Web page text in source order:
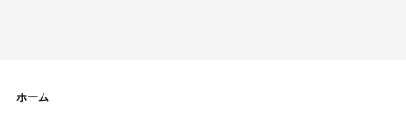
ホーム